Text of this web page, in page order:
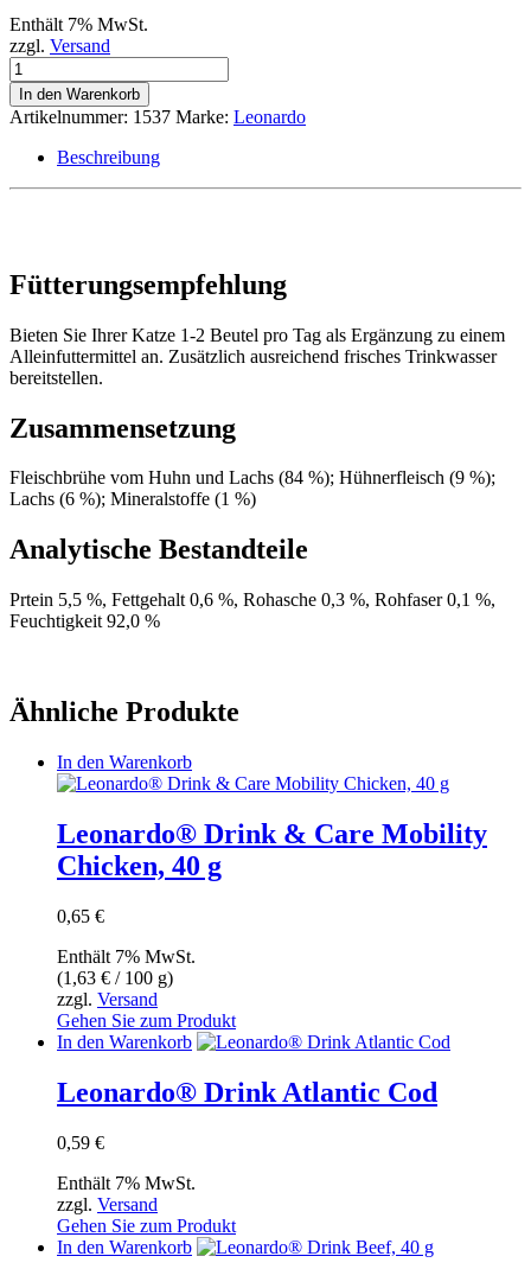
Enthält 7% MwSt.
zzgl. Versand
Leonardo®
Drink
Salmon,
40
Menge
In den Warenkorb
Artikelnummer: 1537 Marke: Leonardo
Beschreibung
Fütterungsempfehlung
Bieten Sie Ihrer Katze 1-2 Beutel pro Tag als Ergänzung zu einem
Alleinfuttermittel an. Zusätzlich ausreichend frisches Trinkwasser
bereitstellen.
Zusammensetzung
Fleischbrühe vom Huhn und Lachs (84 %); Hühnerfleisch (9 %);
Lachs (6 %); Mineralstoffe (1 %)
Analytische Bestandteile
Prtein 5,5 %, Fettgehalt 0,6 %, Rohasche 0,3 %, Rohfaser 0,1 %,
Feuchtigkeit 92,0 %
Ähnliche Produkte
In den Warenkorb
Leonardo® Drink & Care Mobility
Chicken, 40 g
0,65 €
Enthält 7% MwSt.
(1,63 € / 100 g)
zzgl. Versand
Gehen Sie zum Produkt
In den Warenkorb
Leonardo® Drink Atlantic Cod
0,59 €
Enthält 7% MwSt.
zzgl. Versand
Gehen Sie zum Produkt
In den Warenkorb